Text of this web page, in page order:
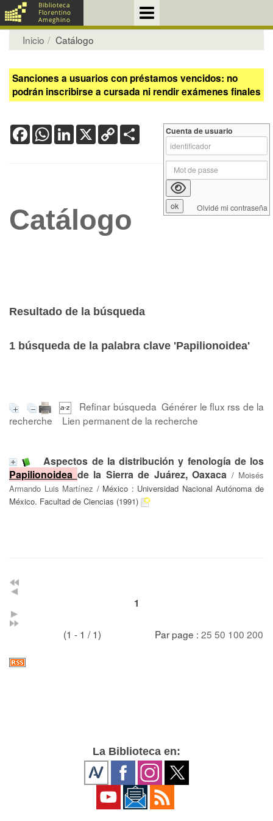
Inicio Catálogo
Sanciones a usuarios con préstamos vencidos: no
podrán inscribirse a cursada ni rendir exámenes finales
FacebookWhatsApp
LinkedIn
X Copy
Link
Catálogo
Resultado de la búsqueda
1 búsqueda de la palabra clave 'Papilionoidea'
Refinar búsqueda Générer le flux rss de la
recherche
Lien permanent de la recherche
Aspectos de la distribución y fenología de los
Papilionoidea de la Sierra de Juárez, Oaxaca / Moisés
Armando Luis Martínez / México : Universidad Nacional Autónoma de
México. Facultad de Ciencias (1991)
1
(1 - 1 / 1) Par page : 25 50 100 200
Cuenta de usuario
Olvidé mi contraseña
La Biblioteca en: